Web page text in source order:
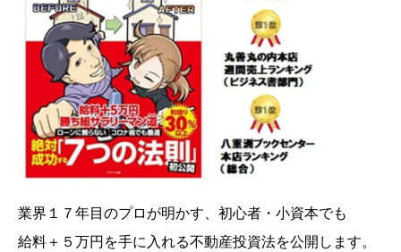
業界１７年目のプロが明かす、初心者・小資本でも
給料＋５万円を手に入れる不動産投資法を公開します。